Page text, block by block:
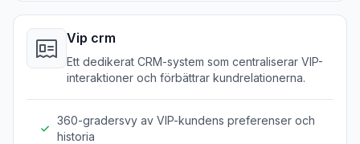
Vip crm
Ett dedikerat CRM-system som centraliserar VIP-
interaktioner och förbättrar kundrelationerna.
360-gradersvy av VIP-kundens preferenser och
historia